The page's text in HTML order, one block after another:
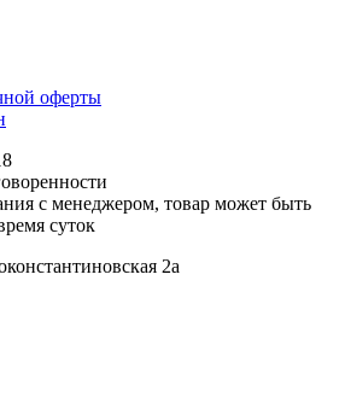
оферты
с менеджером, товар может быть
суток
2а